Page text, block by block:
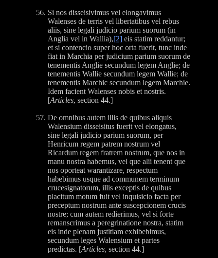
Si nos disseisivimus vel elongavimus
Walenses de terris vel libertatibus vel rebus
aliis, sine legali judicio parium suorum (in
Anglia vel in Wallia),[2]eis statim reddantur;
et si contencio super hoc orta fuerit, tunc inde
fiat in Marchia per judicium parium suorum de
tenementis Anglie secundum legem Anglie; de
tenementis Wallie secundum legem Wallie; de
tenementis Marchic secundum legem Marchie.
Idem facient Walenses nobis et nostris.
[Articles, section 44.]
De omnibus autem illis de quibus aliquis
Walensium disseisitus fuerit vel elongatus,
sine legali judicio parium suorum, per
Henricum regem patrem nostrum vel
Ricardum regem fratrem nostrum, que nos in
manu nostra habemus, vel que alii tenent que
nos oporteat warantizare, respectum
habebimus usque ad communem terminum
crucesignatorum, illis exceptis de quibus
placitum motum fuit vel inquisicio facta per
preceptum nostrum ante suscepcionem crucis
nostre; cum autem redierimus, vel si forte
remanscrimus a peregrinatione nostra, statim
eis inde plenam justitiam exhibebimus,
secundum leges Walensium et partes
predictas. [Articles, section 44.]